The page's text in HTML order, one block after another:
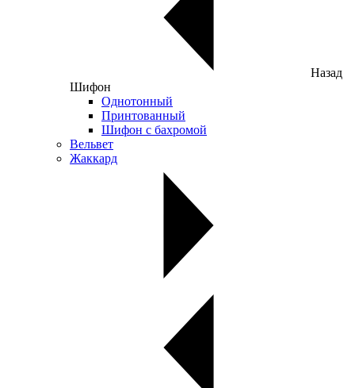
Назад
Шифон
Однотонный
Принтованный
Шифон с бахромой
Вельвет
Жаккард